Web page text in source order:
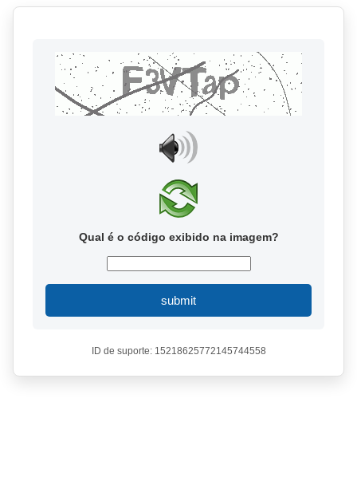
Qual é o código exibido na imagem?
submit
ID de suporte: 15218625772145744558